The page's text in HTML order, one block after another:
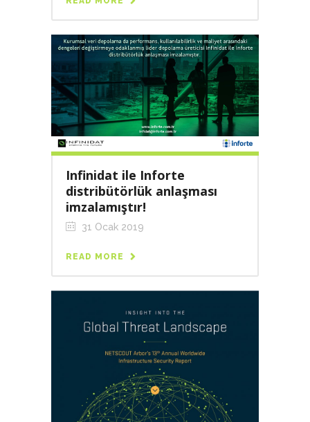
Infinidat ile Inforte
distribütörlük anlaşması
imzalamıştır!
31 Ocak 2019
READ MORE